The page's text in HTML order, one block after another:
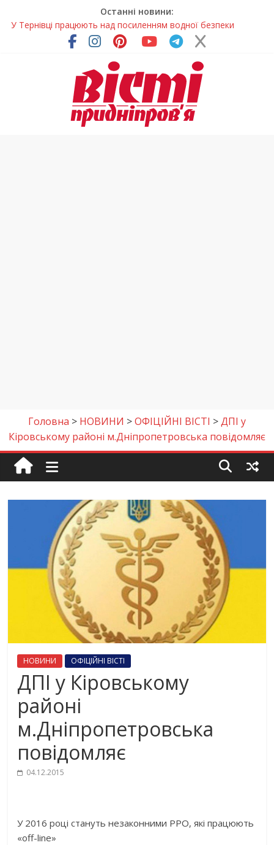
Останні новини:
У Тернівці працюють над посиленням водної безпеки
На Дніпропетровщині різко зросла кількість пожеж в
У Самарі провели незвичайний майстер-клас
Світлові рішення майстрів із Дніпра визнали найкращими в
Засинання після півночі може негативно впливати на
Головна > НОВИНИ >ОФІЦІЙНІ ВІСТІ >ДПІ у
Кіровському районі м.Дніпропетровська повідомляє
НОВИНИ ОФІЦІЙНІ ВІСТІ
ДПІ у Кіровському
районі
м.Дніпропетровська
повідомляє
04.12.2015
У 2016 році стануть незаконними РРО, які працюють
«off-line»